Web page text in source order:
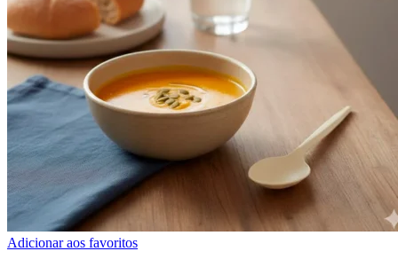
Adicionar aos favoritos